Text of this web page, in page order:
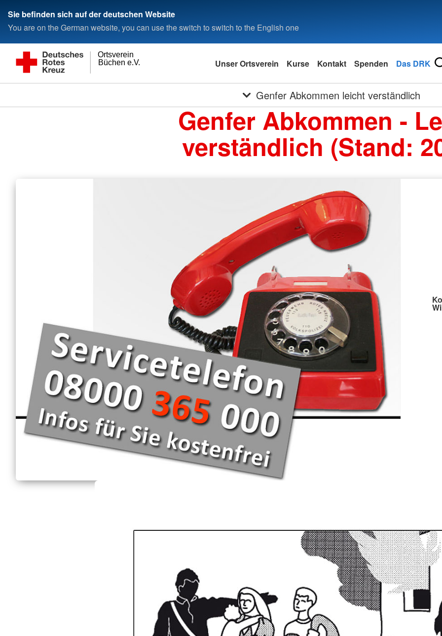
Sie befinden sich auf der deutschen Website
You are on the German website, you can use the switch to switch to the English one
Büchen e.V.
Ortsverein
Unser Ortsverein Kurse Kontakt Spenden Das DRK
Genfer Abkommen leicht verständlich
Genfer Abkommen -
verständlich (Stand: